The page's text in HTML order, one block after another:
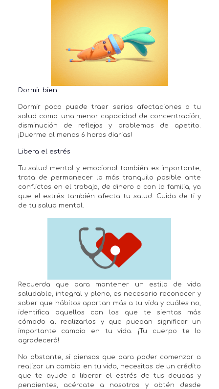
Dormir bien
Dormir poco puede traer serias afectaciones a tu
salud como: una menor capacidad de concentración,
disminución de reflejos y problemas de apetito.
¡Duerme al menos 6 horas diarias!
Libera el estrés
Tu salud mental y emocional también es importante,
trata de permanecer lo más tranquilo posible ante
conflictos en el trabajo, de dinero o con la familia, ya
que el estrés también afecta tu salud. Cuida de ti y
de tu salud mental.
Recuerda que para mantener un estilo de vida
saludable, integral y pleno, es necesario reconocer y
saber que hábitos aportan más a tu vida y cuáles no,
identifica aquellos con los que te sientas más
cómodo al realizarlos y que puedan significar un
importante cambio en tu vida. ¡Tu cuerpo te lo
agradecerá!
No obstante, si piensas que para poder comenzar a
realizar un cambio en tu vida, necesitas de un crédito
que te ayude a liberar el estrés de tus deudas y
pendientes, acércate a nosotros y obtén desde